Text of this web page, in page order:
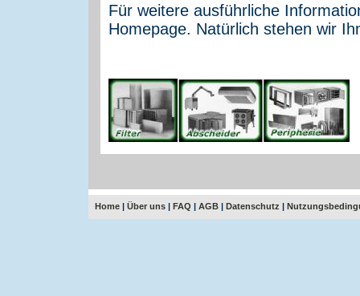
Für weitere ausführliche
Homepage. Natürlich stehen wir
Home | Über uns | FAQ | AGB | Datenschutz |